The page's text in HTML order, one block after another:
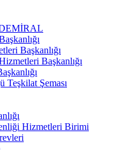
Başkanlığı
Başkanlığı
Teşkilat Şeması
Hizmetleri Birimi